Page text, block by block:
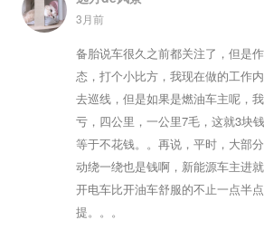
3月前
备胎说车很久之前都关注了，但是
态，打个小比方，我现在做的工作
去巡线，但是如果是燃油车主呢，
亏，四公里，一公里7毛，这就3块
等于不花钱。。再说，平时，大部
动绕一绕也是钱啊，新能源车主进
开电车比开油车舒服的不止一点半
提。。。